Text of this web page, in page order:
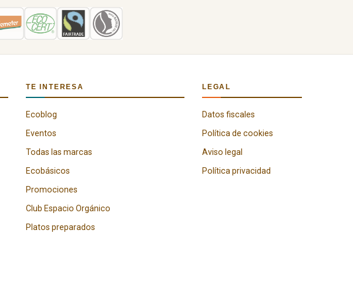
TE INTERESA
Ecoblog
Eventos
Todas las marcas
Ecobásicos
Promociones
Club Espacio Orgánico
Platos preparados
LEGAL
Datos fiscales
Política de cookies
Aviso legal
Política privacidad